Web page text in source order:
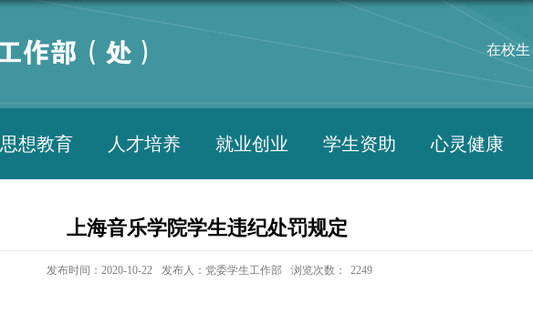
在校生
思想教育 人才培养 就业创业 学生资助 心灵健康
上海音乐学院学生违纪处罚规定
发布时间：2020-10-22 发布人：党委学生工作部 浏览次数： 2249